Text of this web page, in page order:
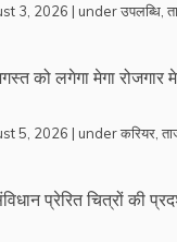
3, 2026 | underउपलब्धि,
को लगेगा मेगा रोजगार
5, 2026 | underकरियर,
प्रेरित चित्रों की